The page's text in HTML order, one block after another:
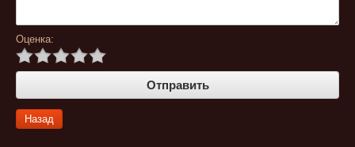
Оценка:
Назад